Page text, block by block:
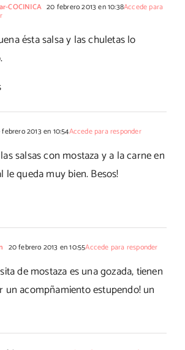
COCINICA 20 febrero 2013 en 10:38Accede para
ésta salsa y las chuletas lo
2013 en 10:54Accede para responder
salsas con mostaza y a la carne en
le queda muy bien. Besos!
20 febrero 2013 en 10:55Accede para responder
de mostaza es una gozada, tienen
un acompñamiento estupendo! un